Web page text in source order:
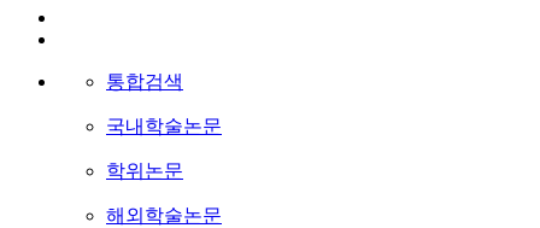
통합검색
국내학술논문
학위논문
해외학술논문